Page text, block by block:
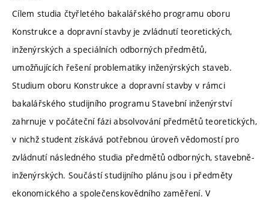
Cílem studia čtyřletého bakalářského programu oboru
Konstrukce a dopravní stavby je zvládnutí teoretických,
inženýrských a speciálních odborných předmětů,
umožňujících řešení problematiky inženýrských staveb.
Studium oboru Konstrukce a dopravní stavby v rámci
bakalářského studijního programu Stavební inženýrství
zahrnuje v počáteční fázi absolvování předmětů teoretických,
v nichž student získává potřebnou úroveň vědomostí pro
zvládnutí následného studia předmětů odborných, stavebně-
inženýrských. Součástí studijního plánu jsou i předměty
ekonomického a společenskovědního zaměření. V